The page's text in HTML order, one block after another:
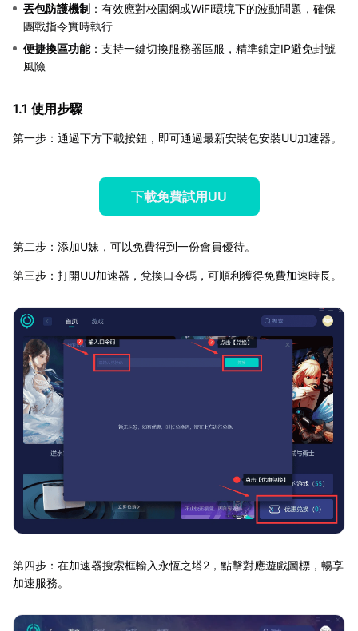
丟包防護機制 ：有效應對校園網或WiFi環境下的波動問題，確保
團戰指令實時執行
便捷換區功能：支持一鍵切換服務器區服，精準鎖定IP避免封號
風險
1.1 使用步驟
第一步：通過下方下載按鈕，即可通過最新安裝包安裝UU加速器。
下載免費試用UU
第二步：添加U妹，可以免費得到一份會員優待。
第三步：打開UU加速器，兌換口令碼，可順利獲得免費加速時長。
第四步：在加速器搜索框輸入永恆之塔2，點擊對應遊戲圖標，暢享
加速服務。